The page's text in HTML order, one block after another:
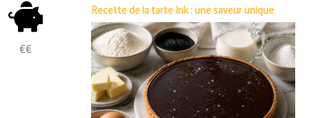
€€
Recette de la tarte Ink : une saveur unique